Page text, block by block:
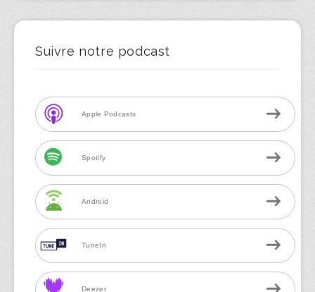
Suivre notre podcast
Apple Podcasts
Spotify
Android
TuneIn
Deezer